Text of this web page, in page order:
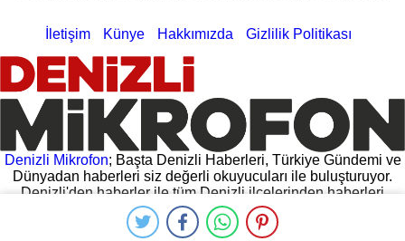
İletişim Künye Hakkımızda Gizlilik Politikası
Denizli Mikrofon; Başta Denizli Haberleri, Türkiye Gündemi ve
Dünyadan haberleri siz değerli okuyucuları ile buluşturuyor.
Denizli'den haberler ile tüm Denizli ilçelerinden haberleri
hemen oku. Denizli Valiliğinden gelen açıklamalar, Denizli
Belediyesinin yaptığı açıklamalar ve daha fazlası